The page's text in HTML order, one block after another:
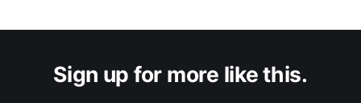
Sign up for more like this.